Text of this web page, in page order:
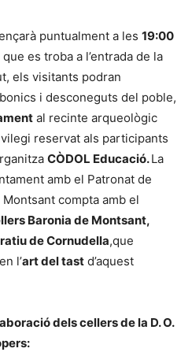
puntualment a les 19:00
es troba a l’entrada de la
els visitants podran
i desconeguts del poble,
al recinte arqueològic
reservat als participants
CÒDOL Educació.La
amb el Patronat de
compta amb el
Baronia de Montsant,
de Cornudella,que
l’art del tast d’aquest
dels cellers de la D. O.